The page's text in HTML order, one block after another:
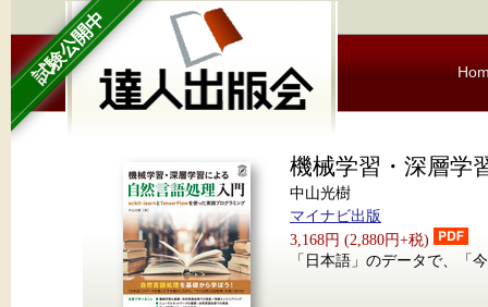
試験公開中
機械学習・深層学
中山光樹
マイナビ出版
3,168円 (2,880円+税)
「日本語」のデータで、「